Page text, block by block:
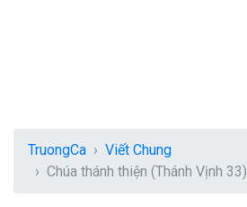
TruongCa
Viết Chung
Chúa thánh thiện (Thánh Vịnh 33)